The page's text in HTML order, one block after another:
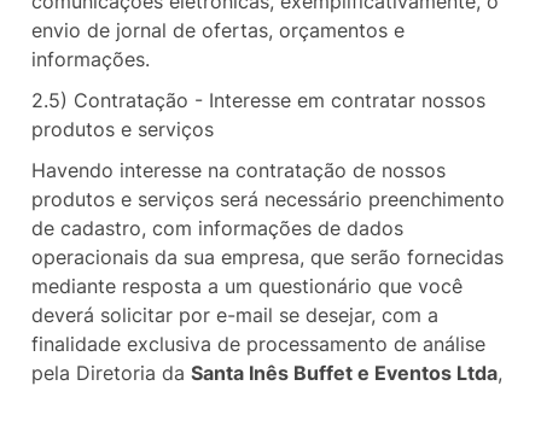
envio de jornal de ofertas, orçamentos e
informações.
2.5) Contratação - Interesse em contratar nossos
produtos e serviços
Havendo interesse na contratação de nossos
produtos e serviços será necessário preenchimento
de cadastro, com informações de dados
operacionais da sua empresa, que serão fornecidas
mediante resposta a um questionário que você
deverá solicitar por e-mail se desejar, com a
finalidade exclusiva de processamento de análise
pela Diretoria da Santa Inês Buffet e Eventos Ltda,